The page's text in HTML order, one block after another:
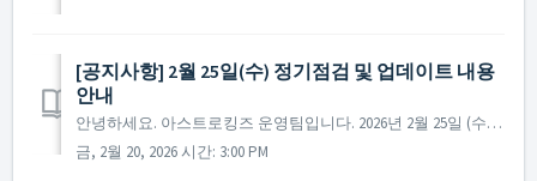
[공지사항] 2월 25일(수) 정기점검 및 업데이트 내용
안내
안녕하세요. 아스트로킹즈 운영팀입니다. 2026년 2월 25일 (수)에 진행 예정인 정기 점검 및 업데이트에 대해 안내드립니다. ※ 점검 내용은 상황에 따라 변경될 수 있으며, 변경 시 본 공지로 안내드릴 예정입니다. ▶ 정기점검 및 업데이트 사전 안내 -...
금, 2월 20, 2026 시간: 3:00 PM